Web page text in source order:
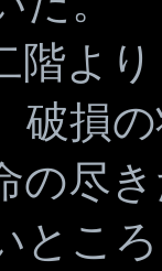
よ
破損
の尽
とこ